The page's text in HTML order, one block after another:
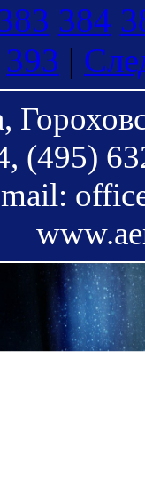
384
393 |
(495)